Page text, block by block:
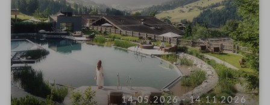
14.05.2026 - 14.11.2026